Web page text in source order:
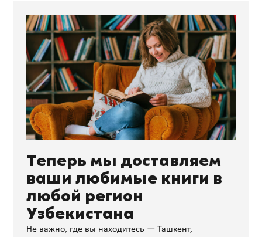
Теперь мы доставляем
ваши любимые книги в
любой регион
Узбекистана
Не важно, где вы находитесь — Ташкент,